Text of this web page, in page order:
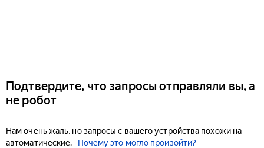
Подтвердите, что запросы отправляли вы, а
не робот
Нам очень жаль, но запросы с вашего устройства похожи на
автоматические.
Почему это могло произойти?